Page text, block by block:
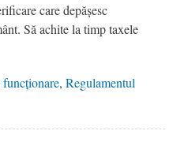
care depășesc
Să achite la timp taxele
, Regulamentul